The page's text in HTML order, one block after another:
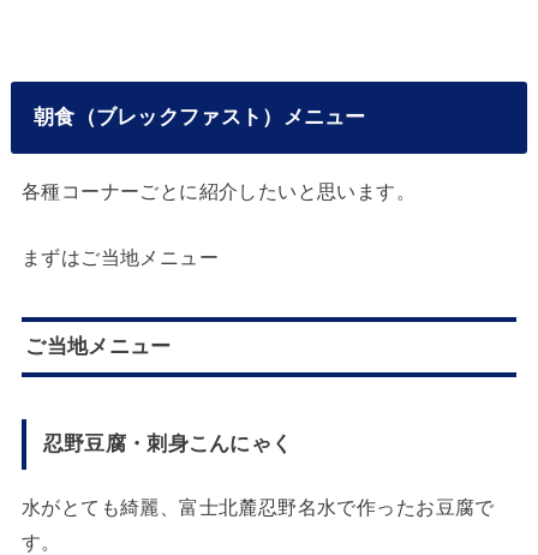
朝食（ブレックファスト）メニュー
各種コーナーごとに紹介したいと思います。
まずはご当地メニュー
ご当地メニュー
忍野豆腐・刺身こんにゃく
水がとても綺麗、富士北麓忍野名水で作ったお豆腐で
す。